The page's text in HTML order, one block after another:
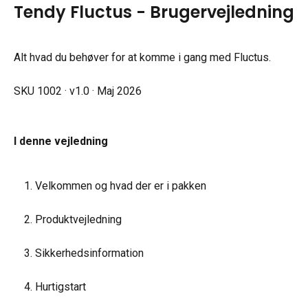
Tendy Fluctus - Brugervejledning
Alt hvad du behøver for at komme i gang med Fluctus.
SKU 1002 · v1.0 · Maj 2026
I denne vejledning
Velkommen og hvad der er i pakken
Produktvejledning
Sikkerhedsinformation
Hurtigstart